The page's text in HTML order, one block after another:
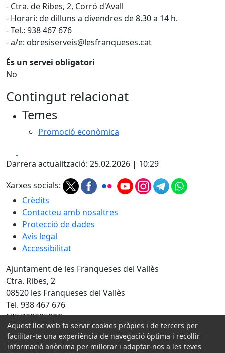
- Ctra. de Ribes, 2, Corró d'Avall
- Horari: de dilluns a divendres de 8.30 a 14 h.
- Tel.: 938 467 676
- a/e: obresiserveis@lesfranqueses.cat
És un servei obligatori
No
Contingut relacionat
Temes
Promoció econòmica
Darrera actualització: 25.02.2026 | 10:29
Xarxes socials:
Crèdits
Contacteu amb nosaltres
Protecció de dades
Avís legal
Accessibilitat
Ajuntament de les Franqueses del Vallès
Ctra. Ribes, 2
08520 les Franqueses del Vallès
Tel. 938 467 676
NIF P0808500C
Amb la col·laboració de:
Aquest lloc web fa servir cookies pròpies i de tercers per
facilitar-te una experiència de navegació òptima i recollir
informació anònima per millorar i adaptar-nos a les teves